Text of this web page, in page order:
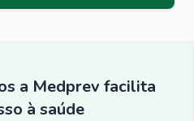
a Medprev facilita
à saúde